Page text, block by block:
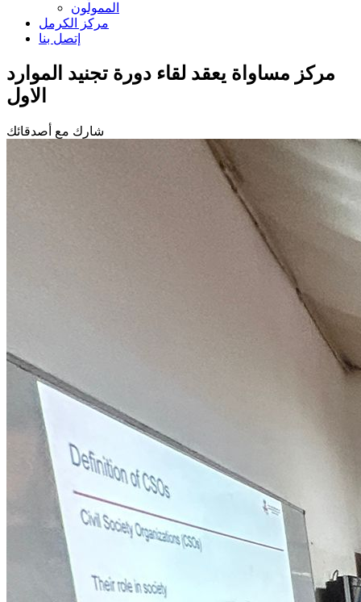
الممولون
مركز الكرمل
إتصل بنا
مركز مساواة يعقد لقاء دورة تجنيد الموارد
الاول
شارك مع أصدقائك